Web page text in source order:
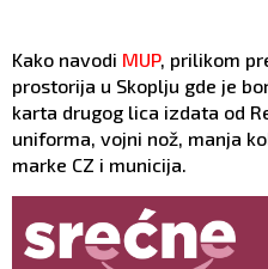
Kako navodi MUP, prilikom
prostorija u Skoplju gde je
karta drugog lica izdata od
uniforma, vojni nož, manja
marke CZ i municija.